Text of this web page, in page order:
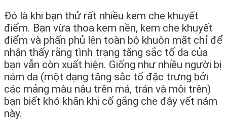
Đó là khi bạn thử rất nhiều kem che khuyết
điểm. Bạn vừa thoa kem nền, kem che khuyết
điểm và phấn phủ lên toàn bộ khuôn mặt chỉ để
nhận thấy rằng tình trạng tăng sắc tố da của
bạn vẫn còn xuất hiện. Giống như nhiều người bị
nám da (một dạng tăng sắc tố đặc trưng bởi
các mảng màu nâu trên má, trán và môi trên)
bạn biết khó khăn khi cố gắng che đậy vết nám
này.